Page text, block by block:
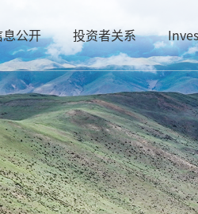
公开 投资者关系